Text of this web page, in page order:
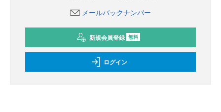
メールバックナンバー
新規会員登録 無料
ログイン